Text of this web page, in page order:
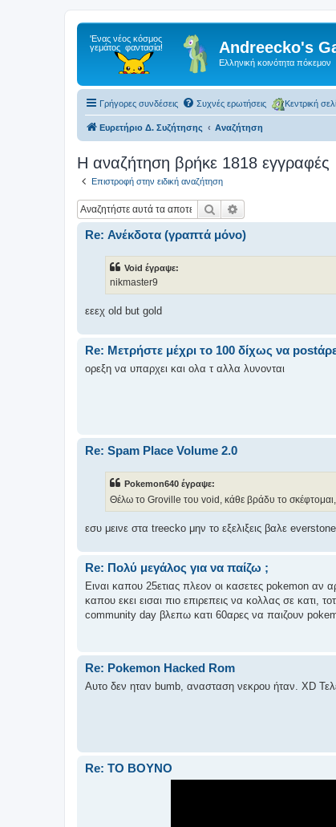
Andreecko's
Ελληνική κοινότητα πόκεμον
Γρήγορες συνδέσεις Συχνές ερωτήσεις Κεντρική
Ευρετήριο Δ. Συζήτησης Αναζήτηση
Η αναζήτηση βρήκε 1818 εγγραφές
Επιστροφή στην ειδική αναζήτηση
Αναζήτηση
Re: Ανέκδοτα (γραπτά μόνο)
Void έγραψε:
nikmaster9
εεεχ old but gold
Re: Μετρήστε μέχρι το 100 δίχως να
ορεξη να υπαρχει και ολα τ αλλα λυνονται
Re: Spam Place Volume 2.0
Pokemon640 έγραψε:
Θέλω το Groville του void, κάθε βράδυ το σκέφτομαι,
εσυ μεινε στα treecko μην το εξελιξεις βαλε everstone
Re: Πολύ μεγάλος για να παίζω ;
Ειναι καπου 25ετιας πλεον οι κασετες pokemon
καπου εκει εισαι πιο επιρεπεις να κολλας σε κατι,
community day βλεπω κατι 60αρες να παιζουν
Re: Pokemon Hacked Rom
Αυτο δεν ηταν bumb, ανασταση νεκρου ήταν. XD
Re: ΤΟ ΒΟΥΝΟ